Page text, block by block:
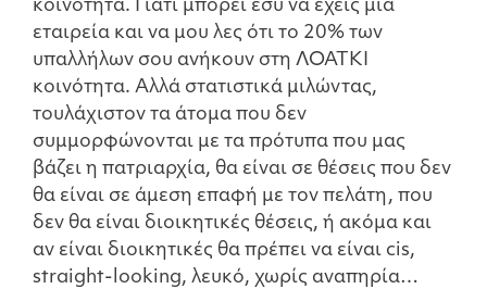
κοινότητα. Γιατί μπορεί εσύ να έχεις μια
εταιρεία και να μου λες ότι το 20% των
υπαλλήλων σου ανήκουν στη ΛΟΑΤΚΙ
κοινότητα. Αλλά στατιστικά μιλώντας,
τουλάχιστον τα άτομα που δεν
συμμορφώνονται με τα πρότυπα που μας
βάζει η πατριαρχία, θα είναι σε θέσεις που δεν
θα είναι σε άμεση επαφή με τον πελάτη, που
δεν θα είναι διοικητικές θέσεις, ή ακόμα και
αν είναι διοικητικές θα πρέπει να είναι cis,
straight-looking, λευκό, χωρίς αναπηρία…